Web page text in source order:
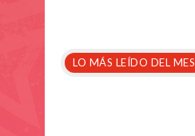
LO MÁS LEÍDO DEL MES